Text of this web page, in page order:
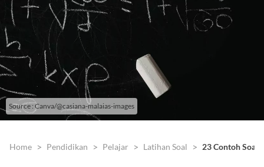
Source : Canva/@casiana-malaias-images
Home Pendidikan Pelajar Latihan Soal 23 Contoh Soal